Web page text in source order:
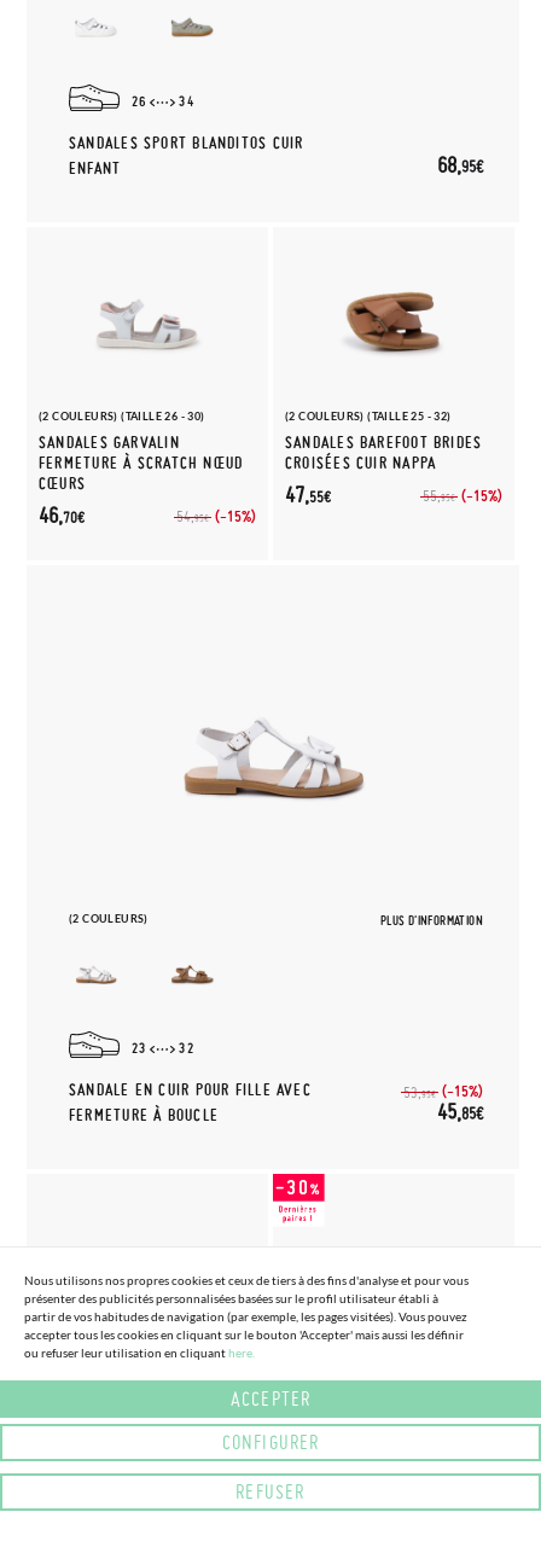
26 34
SANDALES SPORT BLANDITOS CUIR
ENFANT
68,95€
(2 COULEURS) (TAILLE 26 - 30)
SANDALES GARVALIN
FERMETURE À SCRATCH NŒUD
CŒURS
54,95€ (-15%)
46,70€
(2 COULEURS) (TAILLE 25 - 32)
SANDALES BAREFOOT BRIDES
CROISÉES CUIR NAPPA
55,95€ (-15%)
47,55€
(2 COULEURS) PLUS D'INFORMATION
23 32
SANDALE EN CUIR POUR FILLE AVEC
FERMETURE À BOUCLE
53,95€ (-15%)
45,85€
(2 COULEURS) (TAILLE 28 - 33)
SANDALE FILLE CUIR BANDES
SCRATCH
51,95€
SANDALES BAREFOOT CUIR
CLOUS
37, 76€
Nous utilisons nos propres cookies et ceux de tiers à des fins d'analyse et pour vous
présenter des publicités personnalisées basées sur le profil utilisateur établi à
partir de vos habitudes de navigation (par exemple, les pages visitées). Vous pouvez
accepter tous les cookies en cliquant sur le bouton 'Accepter' mais aussi les définir
ou refuser leur utilisation en cliquanthere.
ACCEPTER
CONFIGURER
REFUSER